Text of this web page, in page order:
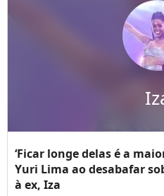
‘Ficar longe delas é a
Yuri Lima ao desabafar
à ex, Iza